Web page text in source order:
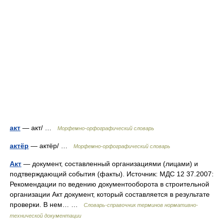
акт — акт/ … Морфемно-орфографический словарь
актёр — актёр/ … Морфемно-орфографический словарь
Акт — документ, составленный организациями (лицами) и
подтверждающий события (факты). Источник: МДС 12 37.2007:
Рекомендации по ведению документооборота в строительной
организации Акт документ, который составляется в результате
проверки. В нем… …
Словарь-справочник терминов нормативно-
технической документации